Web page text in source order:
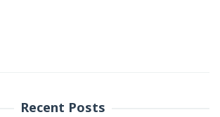
Recent Posts